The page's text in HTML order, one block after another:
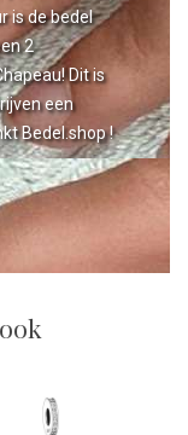
is de bedel
2
Dit is
een
Bedel.shop !